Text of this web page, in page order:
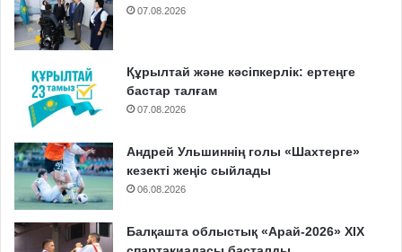
07.08.2026
Құрылтай және кәсіпкерлік: ертеңге
бастар талғам
07.08.2026
Андрей Ульшиннің голы «Шахтерге»
кезекті жеңіс сыйлады
06.08.2026
Балқашта облыстық «Арай-2026» XIX